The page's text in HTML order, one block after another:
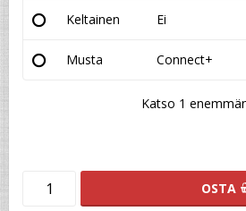
Keltainen Ei
Musta Connect+
Katso 1
OSTA